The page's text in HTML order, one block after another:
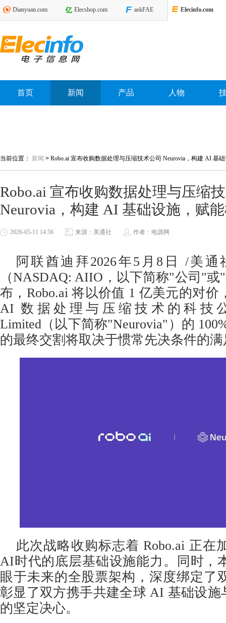
Dianyuan.com Elecshop.com askFAE Elecinfo.com
首页 新闻 产品 人物
当前位置： 新闻 > Robo.ai 宣布收购数据处理与压缩技术公司 Neurovia，构建 AI 基
Robo.ai 宣布收购数据处理与压缩
Neurovia，构建 AI 基础设施，赋
2026-05-11 14:56 来源：美通社 作者：电源网
阿联酋迪拜2026年5月8日
/美通
（NASDAQ: AIIO，以下简称"公司"或
布，Robo.ai 将以价值 1 亿美元的对价
AI 数据处理与压缩技术的科技
Limited（以下简称"Neurovia"）的
的最终交割将取决于惯常先决条件的
此次战略收购标志着 Robo.ai 正在
AI时代的底层基础设施能力。同时，
眼于未来的全股票架构，深度绑定了
彰显了双方携手共建全球 AI 基础设
的坚定决心。